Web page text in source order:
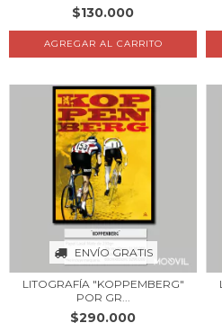
$130.000
AGREGAR AL CARRITO
ENVÍO GRATIS
LITOGRAFÍA "KOPPEMBERG"
POR GR...
$290.000